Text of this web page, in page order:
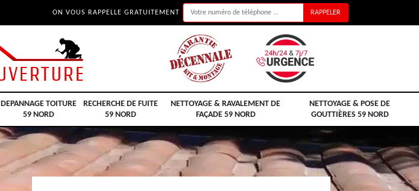
ON VOUS RAPPELLE GRATUITEMENT
DEPANNAGE TOITURE
59 NORD
RECHERCHE DE FUITE
59 NORD
NETTOYAGE & RAVALEMENT DE
FAÇADE 59 NORD
NETTOYAGE & POSE DE
GOUTTIÈRES 59 NORD